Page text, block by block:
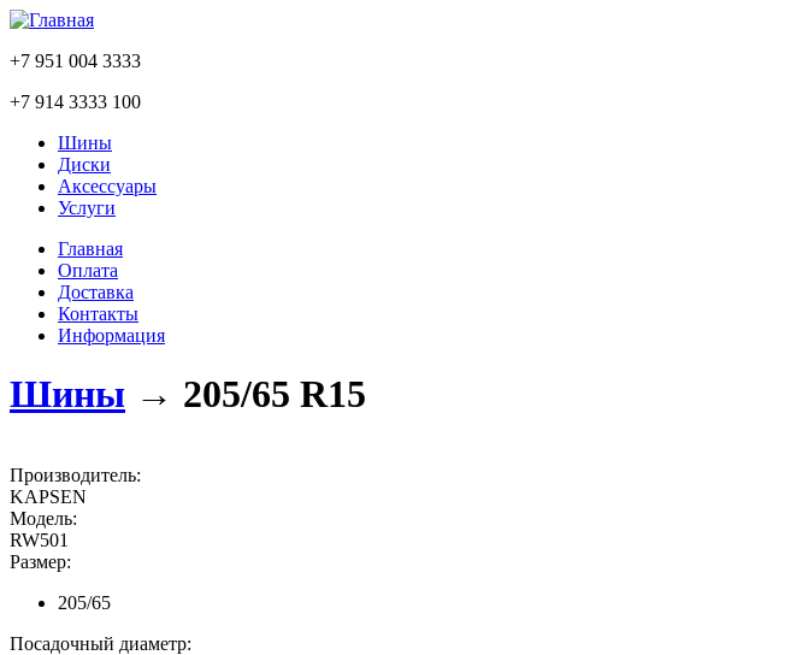
+7 951 004 3333
+7 914 3333 100
Шины
Диски
Аксессуары
Услуги
Главная
Оплата
Доставка
Контакты
Информация
Шины → 205/65 R15
Производитель:
KAPSEN
Модель:
RW501
Размер:
205/65
Посадочный диаметр: